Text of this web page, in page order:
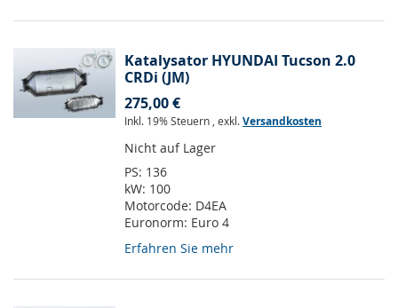
Katalysator HYUNDAI Tucson 2.0
CRDi (JM)
275,00 €
Inkl. 19% Steuern , exkl.Versandkosten
Nicht auf Lager
PS: 136
kW: 100
Motorcode: D4EA
Euronorm: Euro 4
Erfahren Sie mehr